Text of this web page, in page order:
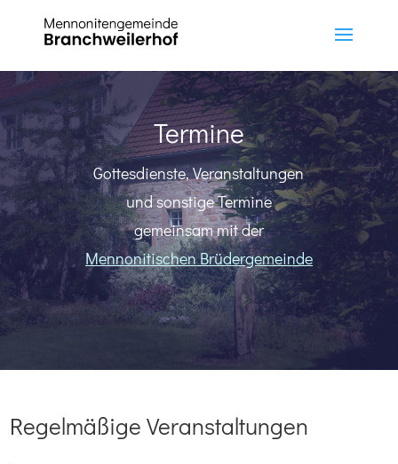
Termine
Gottesdienste, Veranstaltungen
und sonstige Termine
gemeinsam mit der
Mennonitischen Brüdergemeinde
Regelmäßige Veranstaltungen